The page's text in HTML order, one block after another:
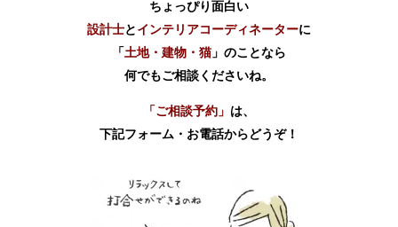
ちょっぴり面白い
設計士と インテリアコーディネーターに
「土地・建物・猫 」のことなら
何でもご相談くださいね。
「ご相談予約」 は、
下記フォーム・お電話からどうぞ！